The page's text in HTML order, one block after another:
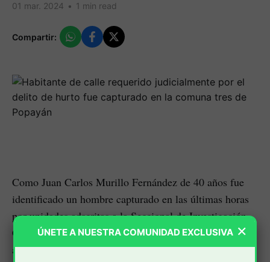
01 mar. 2024 • 1 min read
Compartir:
Como Juan Carlos Murillo Fernández de 40 años fue
identificado un hombre capturado en las últimas horas
por unidades adscritas a la Seccional de Investigación
Criminal-SIJIN por el delito de hurto calificado y
agravado.
×
ÚNETE A NUESTRA COMUNIDAD EXCLUSIVA